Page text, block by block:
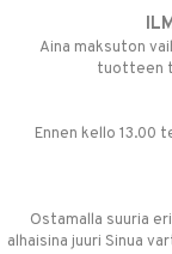
Aina maksuton
tuotteen
Ennen kello 13.00
Ostamalla suuria
alhaisina juuri Sinua